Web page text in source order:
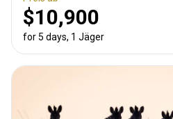
$10,900
for 5 days, 1 Jäger